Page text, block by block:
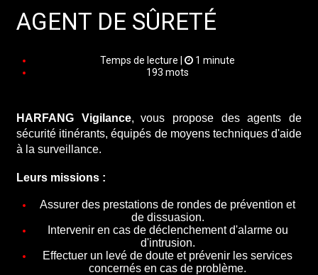
AGENT DE SÛRETÉ
Temps de lecture |
1 minute
193 mots
HARFANG Vigilance, vous propose des agents de
sécurité itinérants, équipés de moyens techniques d'aide
à la surveillance.
Leurs missions :
Assurer des prestations de rondes de prévention et
de dissuasion.
Intervenir en cas de déclenchement d'alarme ou
d'intrusion.
Effectuer un levé de doute et prévenir les services
concernés en cas de problème.